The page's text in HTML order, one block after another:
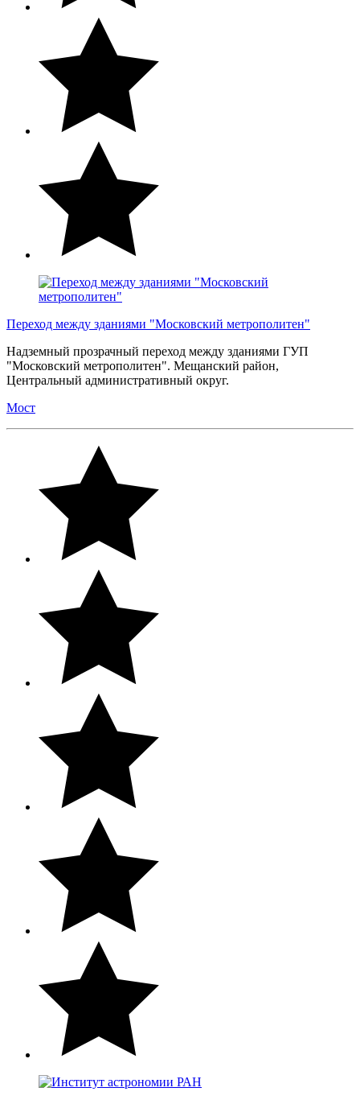
Переход между зданиями "Московский метрополитен"
Надземный прозрачный переход между зданиями ГУП
"Московский метрополитен". Мещанский район,
Центральный административный округ.
Мост